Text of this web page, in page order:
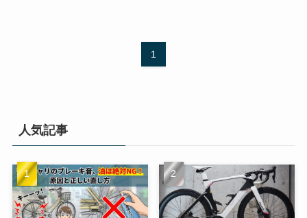
1
人気記事